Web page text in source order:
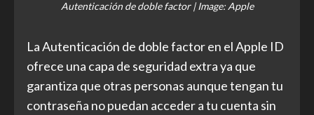
Autenticación de doble factor | Image: Apple
La Autenticación de doble factor en el Apple ID
ofrece una capa de seguridad extra ya que
garantiza que otras personas aunque tengan tu
contraseña no puedan acceder a tu cuenta sin